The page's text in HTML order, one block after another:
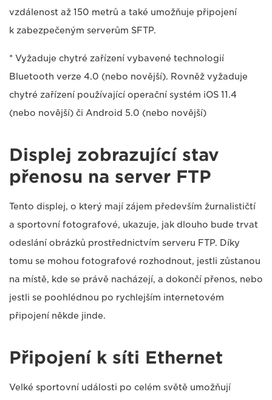
vzdálenost až 150 metrů a také umožňuje připojení
k zabezpečeným serverům SFTP.
* Vyžaduje chytré zařízení vybavené technologií
Bluetooth verze 4.0 (nebo novější). Rovněž vyžaduje
chytré zařízení používající operační systém iOS 11.4
(nebo novější) či Android 5.0 (nebo novější)
Displej zobrazující stav
přenosu na server FTP
Tento displej, o který mají zájem především žurnalističtí
a sportovní fotografové, ukazuje, jak dlouho bude trvat
odeslání obrázků prostřednictvím serveru FTP. Díky
tomu se mohou fotografové rozhodnout, jestli zůstanou
na místě, kde se právě nacházejí, a dokončí přenos, nebo
jestli se poohlédnou po rychlejším internetovém
připojení někde jinde.
Připojení k síti Ethernet
Velké sportovní události po celém světě umožňují